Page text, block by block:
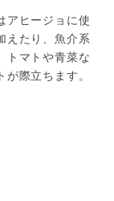
アヒージョに使
えたり、魚介系
トマトや青菜な
際立ちます。